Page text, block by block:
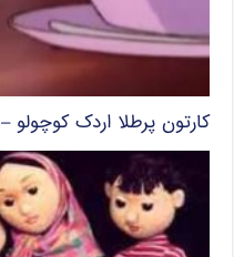
کارتون پرطلا اردک کوچولو